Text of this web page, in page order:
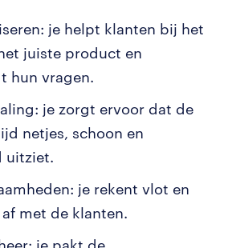
je helpt klanten bij het
juiste product en
hun vragen.
je zorgt ervoor dat de
netjes, schoon en
uitziet.
je rekent vlot en
met de klanten.